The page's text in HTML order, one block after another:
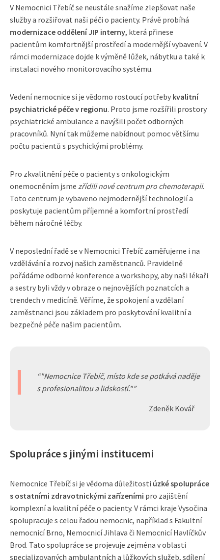
V Nemocnici Třebíč se neustále snažíme zlepšovat naše
služby a rozšiřovat naši péči o pacienty. Právě probíhá
modernizace oddělení JIP interny, která přinese
pacientům komfortnější prostředí a modernější vybavení. V
rámci modernizace dojde k výměně lůžek, nábytku a také k
instalaci nového monitorovacího systému.
Vedení nemocnice si je vědomo rostoucí potřeby kvalitní
psychiatrické péče v regionu. Proto jsme rozšířili prostory
psychiatrické ambulance a navýšili počet odborných
pracovníků. Nyní tak můžeme nabídnout pomoc většímu
počtu pacientů s psychickými problémy.
Pro zkvalitnění péče o pacienty s onkologickým
onemocněním jsme zřídili nové centrum pro chemoterapii.
Toto centrum je vybaveno nejmodernější technologií a
poskytuje pacientům příjemné a komfortní prostředí
během náročné léčby.
V neposlední řadě se v Nemocnici Třebíč zaměřujeme i na
vzdělávání a rozvoj našich zaměstnanců. Pravidelně
pořádáme odborné konference a workshopy, aby naši lékaři
a sestry byli vždy v obraze o nejnovějších poznatcích a
trendech v medicíně. Věříme, že spokojení a vzdělaní
zaměstnanci jsou základem pro poskytování kvalitní a
bezpečné péče našim pacientům.
"Nemocnice Třebíč, místo kde se potkává naděje
s profesionalitou a lidskostí."
Zdeněk Kovář
Spolupráce s jinými institucemi
Nemocnice Třebíč si je vědoma důležitosti úzké spolupráce
s ostatními zdravotnickými zařízeními pro zajištění
komplexní a kvalitní péče o pacienty. V rámci kraje Vysočina
spolupracuje s celou řadou nemocnic, například s Fakultní
nemocnicí Brno, Nemocnicí Jihlava či Nemocnicí Havlíčkův
Brod. Tato spolupráce se projevuje zejména v oblasti
specializovaných ambulantních a lůžkových služeb, sdílení